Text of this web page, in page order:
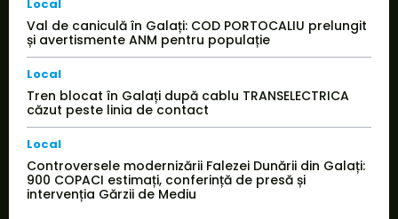
Local
Val de caniculă în Galați: COD PORTOCALIU prelungit
și avertismente ANM pentru populație
Local
Tren blocat în Galați după cablu TRANSELECTRICA
căzut peste linia de contact
Local
Controversele modernizării Falezei Dunării din Galați:
900 COPACI estimați, conferință de presă și
intervenția Gărzii de Mediu